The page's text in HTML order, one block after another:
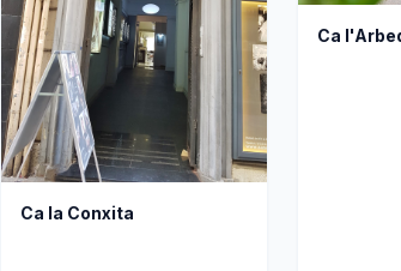
Ca la Conxita
Ca